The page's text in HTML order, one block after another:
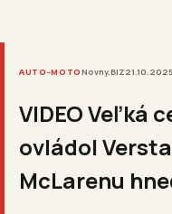
AUTO-MOTONovny.BIZ
VIDEO Veľká
ovládol
McLarenu